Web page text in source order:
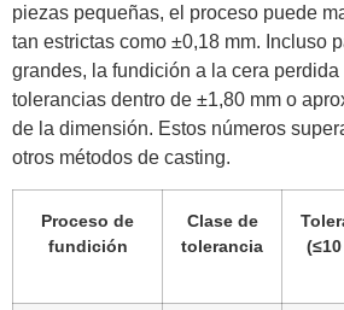
piezas pequeñas, el proceso puede
tan estrictas como ±0,18 mm. Incluso
grandes, la fundición a la cera
tolerancias dentro de ±1,80 mm o
de la dimensión. Estos números
otros métodos de casting.
Proceso de
fundición
Clase de
tolerancia